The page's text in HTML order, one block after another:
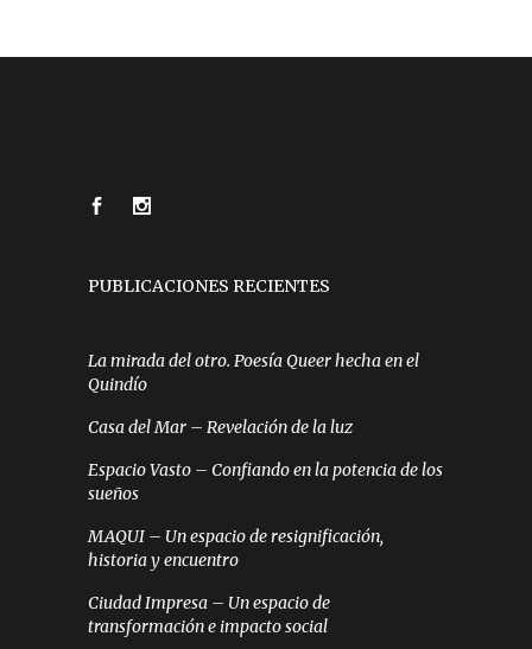
PUBLICACIONES RECIENTES
La mirada del otro. Poesía Queer hecha en el
Quindío
Casa del Mar – Revelación de la luz
Espacio Vasto – Confiando en la potencia de los
sueños
MAQUI – Un espacio de resignificación,
historia y encuentro
Ciudad Impresa – Un espacio de
transformación e impacto social